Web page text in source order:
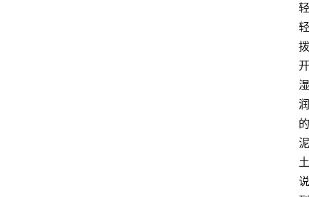
轻
轻
拨
开
湿
润
的
泥
土
说